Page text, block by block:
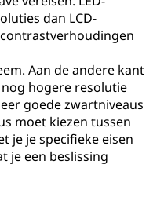
dan LCD-
Aan de andere kant
nog hogere resolutie
goede zwartniveaus
moet kiezen tussen
je je specifieke eisen
je een beslissing